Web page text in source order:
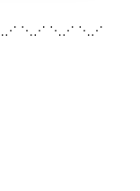
⋰ ⋱⋰ ⋱⋰ ⋱⋰